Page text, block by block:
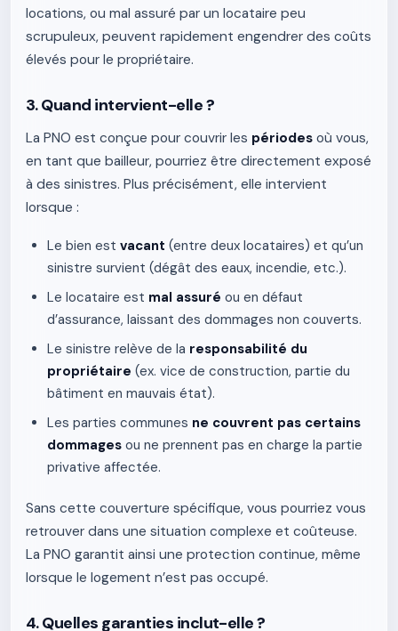
locations, ou mal assuré par un locataire peu
scrupuleux, peuvent rapidement engendrer des coûts
élevés pour le propriétaire.
3. Quand intervient-elle ?
La PNO est conçue pour couvrir les périodes où vous,
en tant que bailleur, pourriez être directement exposé
à des sinistres. Plus précisément, elle intervient
lorsque :
Le bien est vacant (entre deux locataires) et qu’un
sinistre survient (dégât des eaux, incendie, etc.).
Le locataire est mal assuré ou en défaut
d’assurance, laissant des dommages non couverts.
Le sinistre relève de la responsabilité du
propriétaire (ex. vice de construction, partie du
bâtiment en mauvais état).
Les parties communes ne couvrent pas certains
dommages ou ne prennent pas en charge la partie
privative affectée.
Sans cette couverture spécifique, vous pourriez vous
retrouver dans une situation complexe et coûteuse.
La PNO garantit ainsi une protection continue, même
lorsque le logement n’est pas occupé.
4. Quelles garanties inclut-elle ?